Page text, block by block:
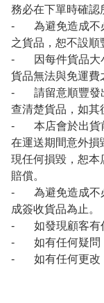
務必在下單時確認
- 為避免造成不
之貨品，恕不設順
- 因每件貨品大
貨品無法與免運費
- 請留意順豐發
查清楚貨品，如其
- 本店會於出貨
在運送期間意外損
現任何損毀，恕本
賠償。
- 為避免造成不
成簽收貨品為止。
- 如發現顧客有任
- 如有任何疑問，
- 如有任何更改，